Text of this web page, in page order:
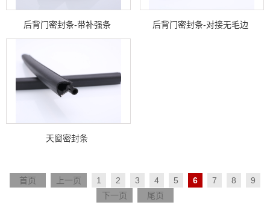
后背门密封条-带补强条 后背门密封条-对接无毛边
天窗密封条
首页 上一页 1 2 3 4 5 6 7 8
9
下一页
尾页